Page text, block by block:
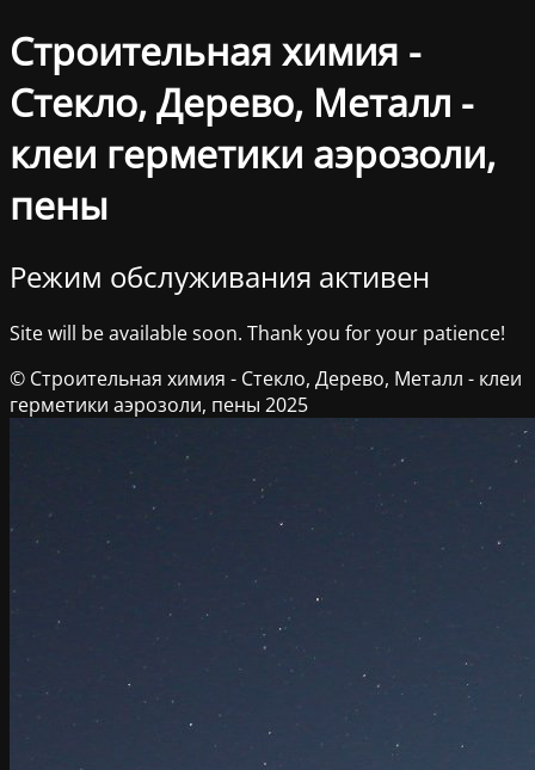
Строительная химия -
Стекло, Дерево, Металл -
клеи герметики аэрозоли,
пены
Режим обслуживания активен
Site will be available soon. Thank you for your patience!
© Строительная химия - Стекло, Дерево, Металл - клеи
герметики аэрозоли, пены 2025